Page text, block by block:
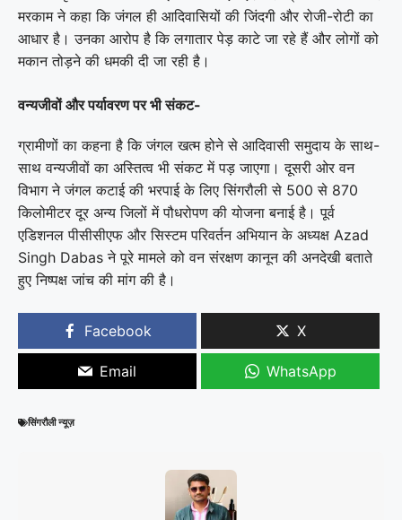
मरकाम ने कहा कि जंगल ही आदिवासियों की जिंदगी और रोजी-रोटी का
आधार है। उनका आरोप है कि लगातार पेड़ काटे जा रहे हैं और लोगों को
मकान तोड़ने की धमकी दी जा रही है।
वन्यजीवों और पर्यावरण पर भी संकट-
ग्रामीणों का कहना है कि जंगल खत्म होने से आदिवासी समुदाय के साथ-
साथ वन्यजीवों का अस्तित्व भी संकट में पड़ जाएगा। दूसरी ओर वन
विभाग ने जंगल कटाई की भरपाई के लिए सिंगरौली से 500 से 870
किलोमीटर दूर अन्य जिलों में पौधरोपण की योजना बनाई है। पूर्व
एडिशनल पीसीसीएफ और सिस्टम परिवर्तन अभियान के अध्यक्ष Azad
Singh Dabas ने पूरे मामले को वन संरक्षण कानून की अनदेखी बताते
हुए निष्पक्ष जांच की मांग की है।
Facebook X
Email WhatsApp
सिंगरौली न्यूज़